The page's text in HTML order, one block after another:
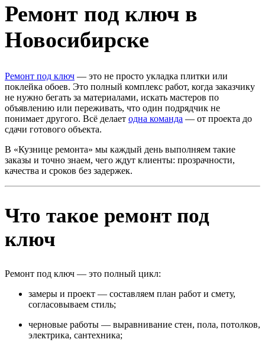
Ремонт под ключ в
Новосибирске
Ремонт под ключ — это не просто укладка плитки или
поклейка обоев. Это полный комплекс работ, когда заказчику
не нужно бегать за материалами, искать мастеров по
объявлению или переживать, что один подрядчик не
понимает другого. Всё делает одна команда — от проекта до
сдачи готового объекта.
В «Кузнице ремонта» мы каждый день выполняем такие
заказы и точно знаем, чего ждут клиенты: прозрачности,
качества и сроков без задержек.
Что такое ремонт под
ключ
Ремонт под ключ — это полный цикл:
замеры и проект — составляем план работ и смету,
согласовываем стиль;
черновые работы — выравнивание стен, пола, потолков,
электрика, сантехника;